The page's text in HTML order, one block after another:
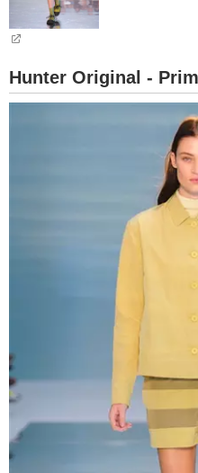
BAMBINO
DIETA
Hunter Original -